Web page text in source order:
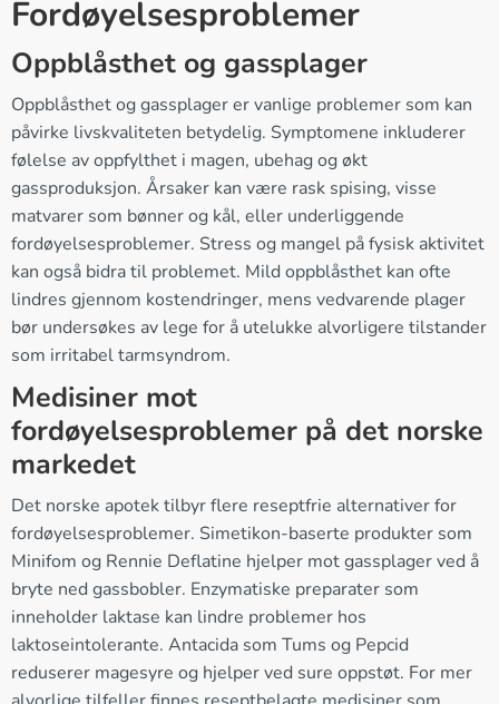
Fordøyelsesproblemer
Oppblåsthet og gassplager
Oppblåsthet og gassplager er vanlige problemer som kan
påvirke livskvaliteten betydelig. Symptomene inkluderer
følelse av oppfylthet i magen, ubehag og økt
gassproduksjon. Årsaker kan være rask spising, visse
matvarer som bønner og kål, eller underliggende
fordøyelsesproblemer. Stress og mangel på fysisk aktivitet
kan også bidra til problemet. Mild oppblåsthet kan ofte
lindres gjennom kostendringer, mens vedvarende plager
bør undersøkes av lege for å utelukke alvorligere tilstander
som irritabel tarmsyndrom.
Medisiner mot
fordøyelsesproblemer på det norske
markedet
Det norske apotek tilbyr flere reseptfrie alternativer for
fordøyelsesproblemer. Simetikon-baserte produkter som
Minifom og Rennie Deflatine hjelper mot gassplager ved å
bryte ned gassbobler. Enzymatiske preparater som
inneholder laktase kan lindre problemer hos
laktoseintolerante. Antacida som Tums og Pepcid
reduserer magesyre og hjelper ved sure oppstøt. For mer